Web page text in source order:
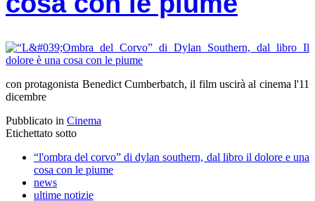
con protagonista Benedict Cumberbatch, il film uscirà al cinema l'11
dicembre
Pubblicato in Cinema
Etichettato sotto
“l'ombra del corvo” di dylan southern, dal libro il dolore e una
cosa con le piume
news
ultime notizie